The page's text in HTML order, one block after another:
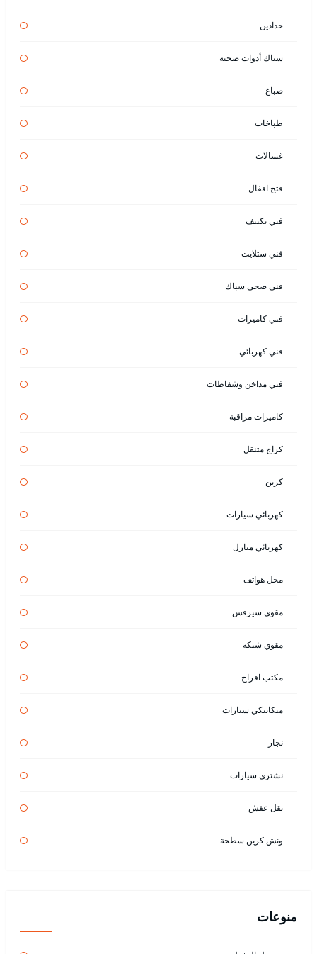
حدادين
سباك أدوات صحية
صباغ
طباخات
غسالات
فتح اقفال
فني تكييف
فني ستلايت
فني صحي سباك
فني كاميرات
فني كهربائي
فني مداخن وشفاطات
كاميرات مراقبة
كراج متنقل
كرين
كهربائي سيارات
كهربائي منازل
محل هواتف
مقوي سيرفس
مقوي شبكة
مكتب افراح
ميكانيكي سيارات
نجار
نشتري سيارات
نقل عفش
ونش كرين سطحة
منوعات